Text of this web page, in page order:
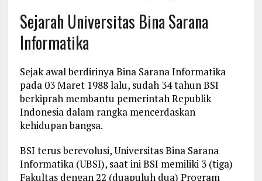
Sejarah Universitas Bina Sarana
Informatika
Sejak awal berdirinya Bina Sarana Informatika
pada 03 Maret 1988 lalu, sudah 34 tahun BSI
berkiprah membantu pemerintah Republik
Indonesia dalam rangka mencerdaskan
kehidupan bangsa.
BSI terus berevolusi, Universitas Bina Sarana
Informatika (UBSI), saat ini BSI memiliki 3 (tiga)
Fakultas dengan 22 (duapuluh dua) Program